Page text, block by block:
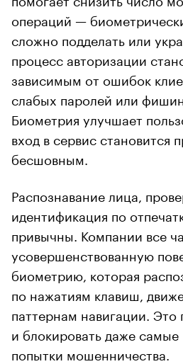
операций —
сложно подделать или
процесс авторизации
зависимым от ошибок
слабых паролей или
Биометрия улучшает
вход в сервис становится
бесшовным.
Распознавание лица,
идентификация по
привычны. Компании все
усовершенствованную
биометрию, которая
по нажатиям клавиш,
паттернам навигации. Это
и блокировать даже
попытки мошенничества.